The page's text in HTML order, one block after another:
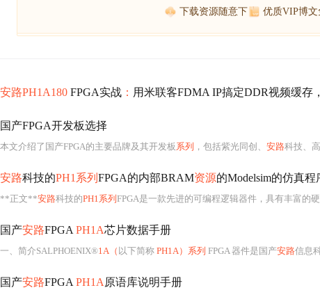
下载资源随意下 优质VIP博文
安路PH1A180 FPGA实战 ： 用米联客FDMA IP搞定DDR视频缓存
国产FPGA开发板选择
本文介绍了国产FPGA的主要品牌及其开发板 系列 ，包括紫光同创、 安路科技、高云半导
安路科技的PH1系列 FPGA的内部BRAM资源的Modelsim的仿真
**正文**安路科技的PH1系列 FPGA是一款先进的可编程逻辑器件，具有丰富的
国产安路FPGA PH1A芯片数据手册
一、简介SALPHOENIX®1A（ 以下简称 PH1A）系列 FPGA 器件是国产安路信息
国产安路FPGA PH1A 原语库说明手册